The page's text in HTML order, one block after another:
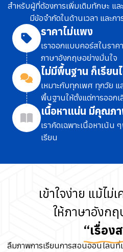
สำหรับผู้ที่ต้องการเพิ่มเติมทักษะ แ
มีข้อจำกัดในด้านเวลา และกา
ราคาไม่แพง
เราออกแบบคอร์สในราค
ภาษาอังกฤษอย่างมั่นใจ
ไม่มีพื้นฐาน ก็เรียน
เหมาะกับทุกเพศ ทุกวัย แ
พื้นฐานให้ตั้งแต่การออก
เนื้อหาแน่น มีคุณภ
เราคัดเฉพาะเนื้อหาเน้น ๆ
เรียน
เข้าใจง่าย แม้ไม่
ให้ภาษาอังกฤ
“เรื่อง
ลืมภาพการเรียนการสอนออนไลน์ที่